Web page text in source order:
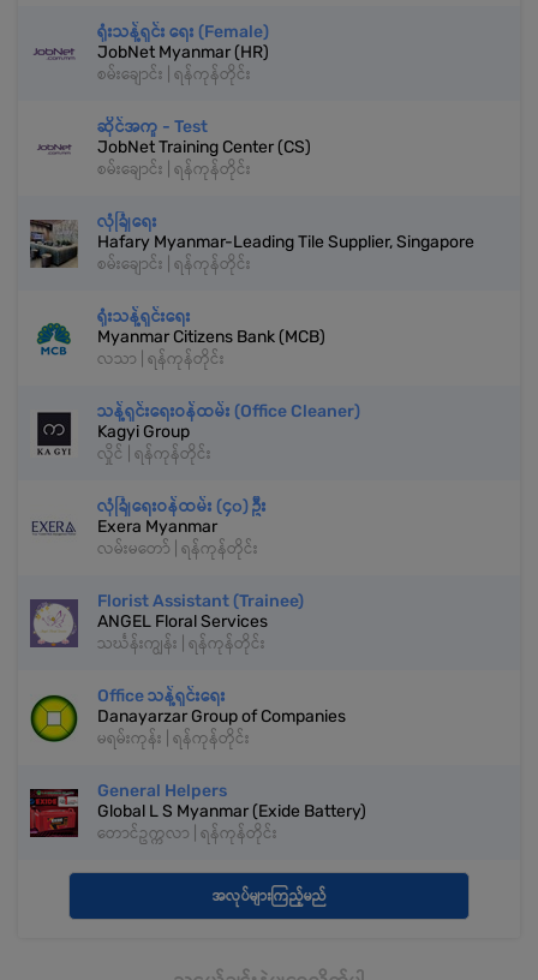
ရုံးသန့်ရှင်း ရေး (Female)
JobNet Myanmar (HR)
စမ်းချောင်း | ရန်ကုန်တိုင်း
ဆိုင်အကူ - Test
JobNet Training Center (CS)
စမ်းချောင်း | ရန်ကုန်တိုင်း
လုံခြုံရေး
Hafary Myanmar-Leading Tile Supplier, Singapore
စမ်းချောင်း | ရန်ကုန်တိုင်း
ရုံးသန့်ရှင်းရေး
Myanmar Citizens Bank (MCB)
လသာ | ရန်ကုန်တိုင်း
သန့်ရှင်းရေးဝန်ထမ်း (Office Cleaner)
Kagyi Group
လှိုင် | ရန်ကုန်တိုင်း
လုံခြုံရေးဝန်ထမ်း (၄၀) ဦး
Exera Myanmar
လမ်းမတော် | ရန်ကုန်တိုင်း
Florist Assistant (Trainee)
ANGEL Floral Services
သင်္ဃန်းကျွန်း | ရန်ကုန်တိုင်း
Office သန့်ရှင်းရေး
Danayarzar Group of Companies
မရမ်းကုန်း | ရန်ကုန်တိုင်း
General Helpers
Global L S Myanmar (Exide Battery)
တောင်ဥက္ကလာ | ရန်ကုန်တိုင်း
အလုပ်များကြည့်မည်